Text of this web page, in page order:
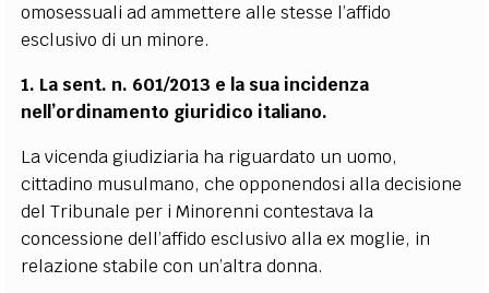
omosessuali ad ammettere alle stesse l’affido
esclusivo di un minore.
1. La sent. n. 601/2013 e la sua incidenza
nell’ordinamento giuridico italiano.
La vicenda giudiziaria ha riguardato un uomo,
cittadino musulmano, che opponendosi alla decisione
del Tribunale per i Minorenni contestava la
concessione dell’affido esclusivo alla ex moglie, in
relazione stabile con un’altra donna.